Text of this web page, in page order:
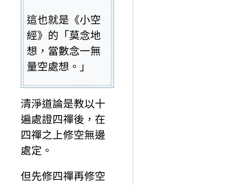
這也就是《小空
經》的「莫念地
想，當數念一無
量空處想。」
清淨道論是教以十
遍處證四禪後，在
四禪之上修空無邊
處定。
但先修四禪再修空